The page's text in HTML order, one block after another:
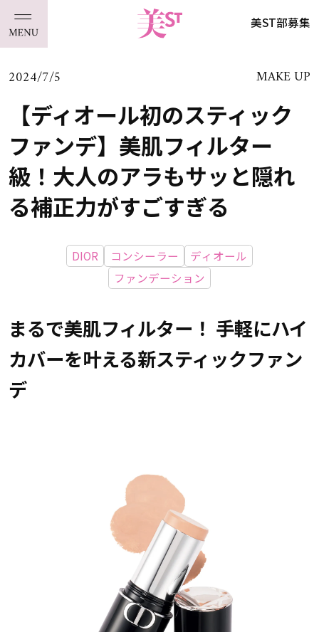
美ST部募集
2024/7/5 MAKE UP
【ディオール初のスティック
ファンデ】美肌フィルター
級！大人のアラもサッと隠れ
る補正力がすごすぎる
DIOR コンシーラー
ディオール
ファンデーション
まるで美肌フィルター！ 手軽にハイ
カバーを叶える新スティックファン
デ